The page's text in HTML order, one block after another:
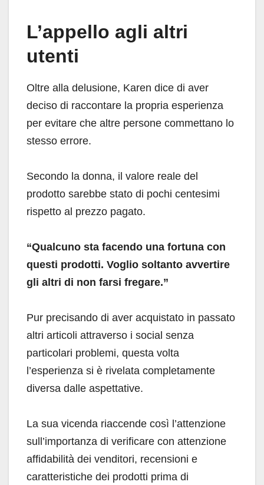
L’appello agli altri
utenti
Oltre alla delusione, Karen dice di aver
deciso di raccontare la propria esperienza
per evitare che altre persone commettano lo
stesso errore.
Secondo la donna, il valore reale del
prodotto sarebbe stato di pochi centesimi
rispetto al prezzo pagato.
“Qualcuno sta facendo una fortuna con
questi prodotti. Voglio soltanto avvertire
gli altri di non farsi fregare.”
Pur precisando di aver acquistato in passato
altri articoli attraverso i social senza
particolari problemi, questa volta
l’esperienza si è rivelata completamente
diversa dalle aspettative.
La sua vicenda riaccende così l’attenzione
sull’importanza di verificare con attenzione
affidabilità dei venditori, recensioni e
caratteristiche dei prodotti prima di